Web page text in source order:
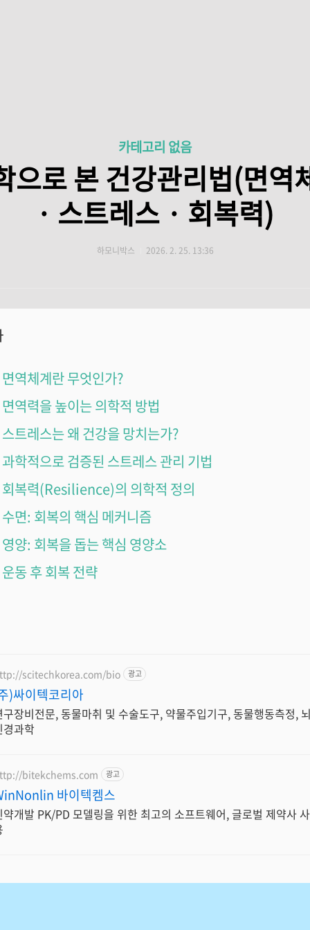
카테고리 없음
으로 본 건강관리법(면역
· 스트레스 · 회복력)
하모니박스 2026. 2. 25. 13:36
면역체계란 무엇인가?
면역력을 높이는 의학적 방법
스트레스는 왜 건강을 망치는가?
과학적으로 검증된 스트레스 관리 기법
회복력(Resilience)의 의학적 정의
수면: 회복의 핵심 메커니즘
영양: 회복을 돕는 핵심 영양소
운동 후 회복 전략
scitechkorea.com/bio 광고
)싸이텍코리아
구장비전문, 동물마취 및 수술도구, 약물주입기구, 동물행동측정,
경과학
bitekchems.com 광고
바이텍켐스
약개발 PK/PD 모델링을 위한 최고의 소프트웨어, 글로벌 제약사 사